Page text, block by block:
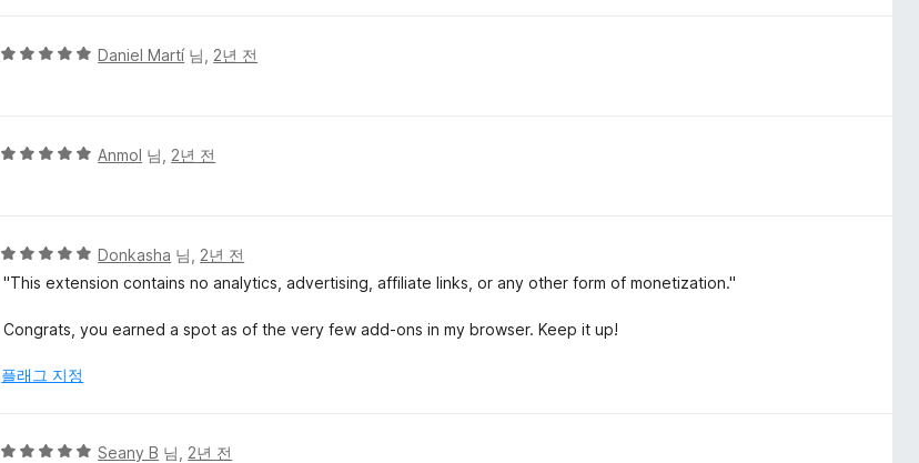
점
5
에
Daniel Martí님, 2년 전
5
에
점
Anmol 님, 2년 전
5
점
점
5
Donkasha 님, 2년 전
"This extension contains no analytics, advertising, affiliate links, or any other form of monetization."
Congrats, you earned a spot as of the very few add-ons in my browser. Keep it up!
플래그 지정
5
Seany B 님, 2년 전